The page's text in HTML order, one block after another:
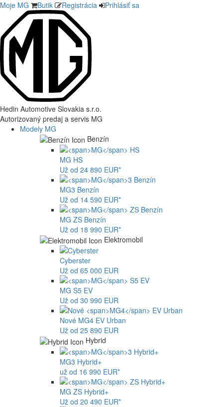
Moje MG Butik Registrácia Prihlásiť sa
Hedin Automotive Slovakia s.r.o.
Autorizovaný predaj a servis MG
Modely MG
Benzín
MG HS
Už od 24 890 EUR*
MG3 Benzín
Už od 14 590 EUR*
MG ZS Benzín
Už od 18 990 EUR*
Elektromobil
Cyberster
Už od 65 000 EUR
MG S5 EV
Už od 30 990 EUR
Nové MG4 EV Urban
Už od 25 890 EUR
Hybrid
MG3 Hybrid+
už od 16 990 EUR*
MG ZS Hybrid+
Už od 20 490 EUR*